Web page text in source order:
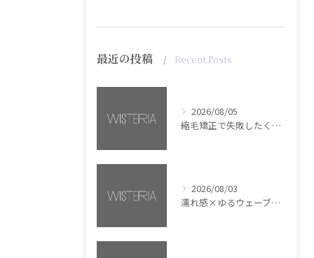
最近の投稿 Recent Posts
2026/08/05
縮毛矯正で失敗したくない方へ【銀座・美容室WISTERIA】
2026/08/03
濡れ感×ゆるウェーブミディアム【銀座・美容室WISTERIA】